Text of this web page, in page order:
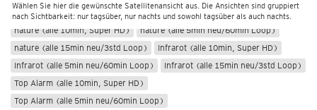
Wählen Sie hier die gewünschte Satellitenansicht aus. Die Ansichten sind gruppiert
nach Sichtbarkeit: nur tagsüber, nur nachts und sowohl tagsüber als auch nachts.
Tag und Nacht
nature (alle 10min, Super HD)
nature (alle 5min neu/60min Loop)
nature (alle 15min neu/3std Loop)
Infrarot (alle 10min, Super HD)
Infrarot (alle 5min neu/60min Loop)
Infrarot (alle 15min neu/3std Loop)
Top Alarm (alle 10min, Super HD)
Top Alarm (alle 5min neu/60min Loop)